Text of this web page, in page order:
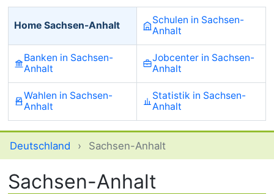
Home Sachsen-Anhalt
Schulen in Sachsen-
Anhalt
Banken in Sachsen-
Anhalt
Jobcenter in Sachsen-
Anhalt
Wahlen in Sachsen-
Anhalt
Statistik in Sachsen-
Anhalt
Deutschland › Sachsen-Anhalt
Sachsen-Anhalt